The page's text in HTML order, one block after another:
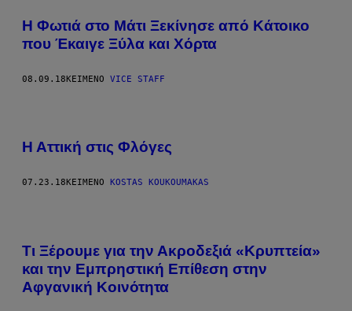
Η Φωτιά στο Μάτι Ξεκίνησε από Κάτοικο
που Έκαιγε Ξύλα και Χόρτα
08.09.18ΚΕΊΜΕΝΟ VICE STAFF
Η Αττική στις Φλόγες
07.23.18 ΚΕΊΜΕΝΟ KOSTAS KOUKOUMAKAS
Τι Ξέρουμε για την Ακροδεξιά «Κρυπτεία»
και την Εμπρηστική Επίθεση στην
Αφγανική Κοινότητα